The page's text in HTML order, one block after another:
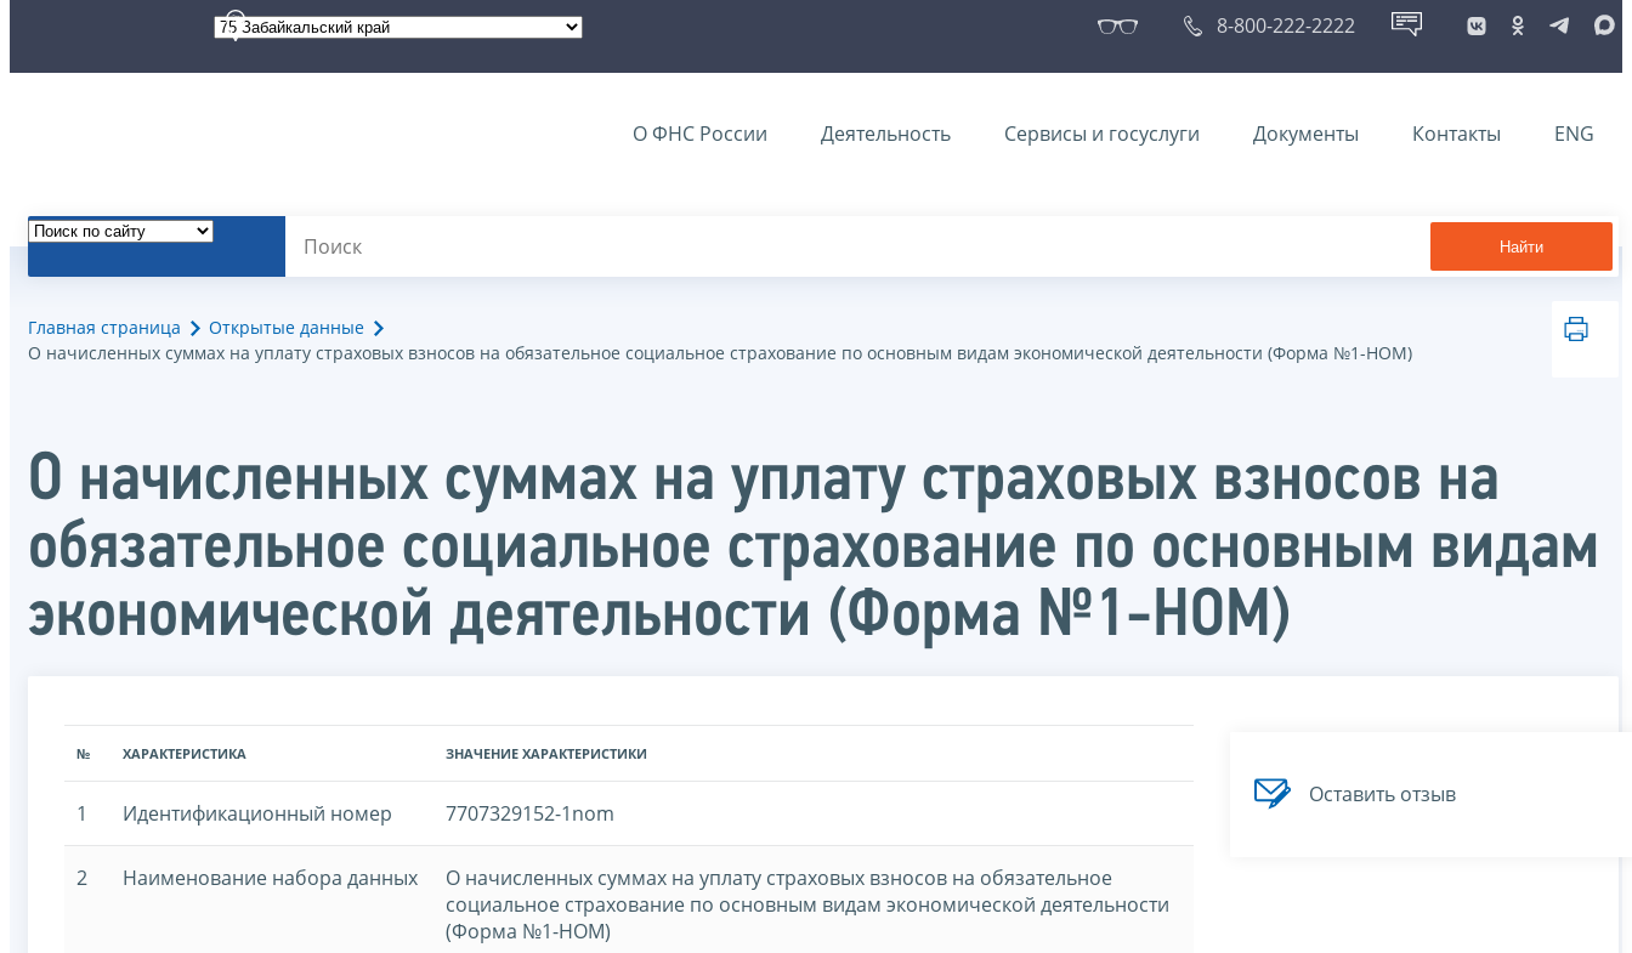
8-800-222-2222
О ФНС России Деятельность Сервисы и госуслуги Документы Контакты ENG
Найти
Главная страница
Открытые данные
О начисленных суммах на уплату страховых взносов на обязательное социальное страхование по основным видам экономической деятельности (Форма №1-НОМ)
О начисленных суммах на уплату страховых взносов на
обязательное социальное страхование по основным видам
экономической деятельности (Форма №1-НОМ)
№ ХАРАКТЕРИСТИКА ЗНАЧЕНИЕ ХАРАКТЕРИСТИКИ
1 Идентификационный номер 7707329152-1nom
2 Наименование набора данных
О начисленных суммах на уплату страховых взносов на обязательное
социальное страхование по основным видам экономической деятельности
(Форма №1-НОМ)
Оставить отзыв